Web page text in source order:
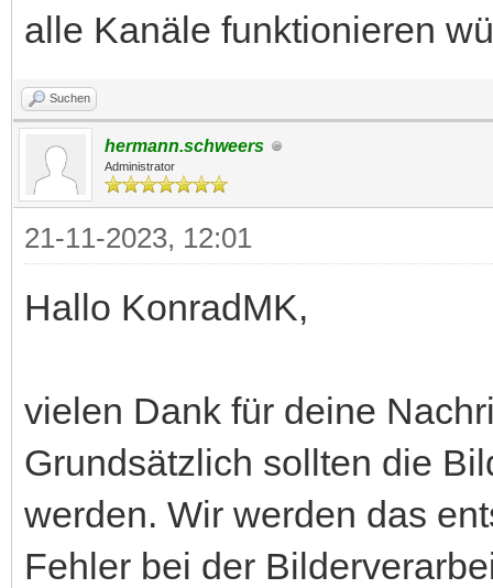
alle Kanäle funktionieren
Suchen
hermann.schweers
Administrator
21-11-2023, 12:01
Hallo KonradMK,
vielen Dank für deine
Grundsätzlich sollten die
werden. Wir werden das
Fehler bei der